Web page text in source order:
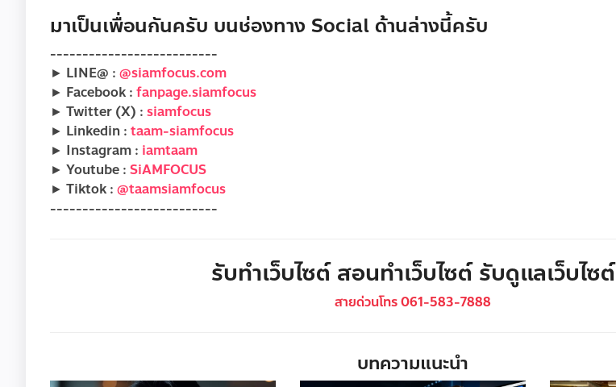
มาเป็นเพื่อนกันครับ บนช่องทาง Social ด้านล่างนี้ครับ
--------------------------
► LINE@ : @siamfocus.com
► Facebook : fanpage.siamfocus
► Twitter (X) : siamfocus
► Linkedin : taam-siamfocus
► Instagram : iamtaam
► Youtube : SiAMFOCUS
► Tiktok : @taamsiamfocus
--------------------------
รับทำเว็บไซต์ สอนทำเว็บไซต์ รับดูแลเว็บไซต์
สายด่วนโทร 061-583-7888
บทความแนะนำ